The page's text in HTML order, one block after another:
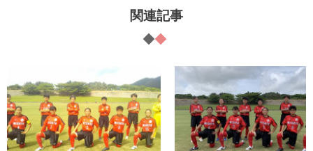
関連記事